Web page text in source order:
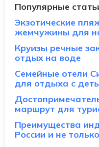
Популярные
Экзотические
жемчужины для
Круизы речные
отдых на воде
Семейные отели
для отдыха с
маршрут для
Преимущества
России и не только